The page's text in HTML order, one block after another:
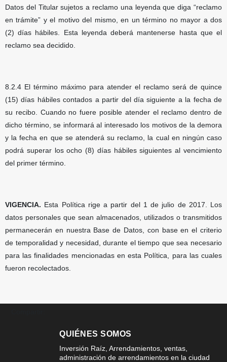
Datos del Titular sujetos a reclamo una leyenda que diga “reclamo
en trámite” y el motivo del mismo, en un término no mayor a dos
(2) días hábiles. Esta leyenda deberá mantenerse hasta que el
reclamo sea decidido.
8.2.4 El término máximo para atender el reclamo será de quince
(15) días hábiles contados a partir del día siguiente a la fecha de
su recibo. Cuando no fuere posible atender el reclamo dentro de
dicho término, se informará al interesado los motivos de la demora
y la fecha en que se atenderá su reclamo, la cual en ningún caso
podrá superar los ocho (8) días hábiles siguientes al vencimiento
del primer término.
VIGENCIA. Esta Política rige a partir del 1 de julio de 2017. Los
datos personales que sean almacenados, utilizados o transmitidos
permanecerán en nuestra Base de Datos, con base en el criterio
de temporalidad y necesidad, durante el tiempo que sea necesario
para las finalidades mencionadas en esta Política, para las cuales
fueron recolectados.
QUIÉNES SOMOS
Inversión Raíz, Arrendamientos, ventas,
administración de arrendamientos en la ciudad